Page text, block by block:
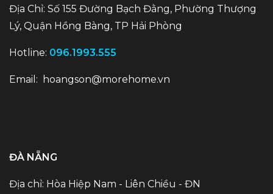
Địa Chỉ: Số 155 Đường Bạch Đằng, Phường Thượng
Lý, Quận Hồng Bàng, TP Hải Phòng
Hotline: 096.1993.555
Email: hoangson@morehome.vn
ĐÀ NẴNG
Địa chỉ: Hòa Hiệp Nam - Liên Chiều - ĐN